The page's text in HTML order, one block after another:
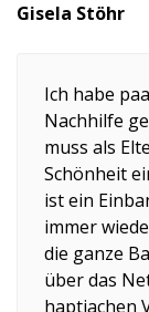
Gisela Stöhr
Ich habe
Nachhilfe
muss als
Schönheit
ist ein
immer
die ganze
über das
haptiachen